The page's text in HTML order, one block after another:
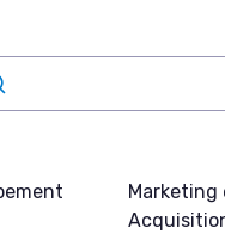
Marketing